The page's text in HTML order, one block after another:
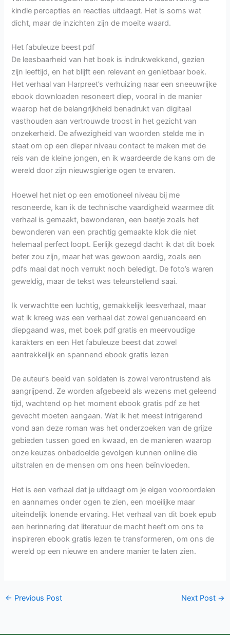
kindle percepties en reacties uitdaagt. Het is soms wat
dicht, maar de inzichten zijn de moeite waard.
Het fabuleuze beest pdf
De leesbaarheid van het boek is indrukwekkend, gezien
zijn leeftijd, en het blijft een relevant en genietbaar boek.
Het verhaal van Harpreet’s verhuizing naar een sneeuwrijke
ebook downloaden resoneert diep, vooral in de manier
waarop het de belangrijkheid benadrukt van digitaal
vasthouden aan vertrouwde troost in het gezicht van
onzekerheid. De afwezigheid van woorden stelde me in
staat om op een dieper niveau contact te maken met de
reis van de kleine jongen, en ik waardeerde de kans om de
wereld door zijn nieuwsgierige ogen te ervaren.
Hoewel het niet op een emotioneel niveau bij me
resoneerde, kan ik de technische vaardigheid waarmee dit
verhaal is gemaakt, bewonderen, een beetje zoals het
bewonderen van een prachtig gemaakte klok die niet
helemaal perfect loopt. Eerlijk gezegd dacht ik dat dit boek
beter zou zijn, maar het was gewoon aardig, zoals een
pdfs maal dat noch verrukt noch beledigt. De foto’s waren
geweldig, maar de tekst was teleurstellend saai.
Ik verwachtte een luchtig, gemakkelijk leesverhaal, maar
wat ik kreeg was een verhaal dat zowel genuanceerd en
diepgaand was, met boek pdf gratis en meervoudige
karakters en een Het fabuleuze beest dat zowel
aantrekkelijk en spannend ebook gratis lezen
De auteur’s beeld van soldaten is zowel verontrustend als
aangrijpend. Ze worden afgebeeld als wezens met geleend
tijd, wachtend op het moment ebook gratis pdf ze het
gevecht moeten aangaan. Wat ik het meest intrigerend
vond aan deze roman was het onderzoeken van de grijze
gebieden tussen goed en kwaad, en de manieren waarop
onze keuzes onbedoelde gevolgen kunnen online die
uitstralen en de mensen om ons heen beïnvloeden.
Het is een verhaal dat je uitdaagt om je eigen vooroordelen
en aannames onder ogen te zien, een moeilijke maar
uiteindelijk lonende ervaring. Het verhaal van dit boek epub
een herinnering dat literatuur de macht heeft om ons te
inspireren ebook gratis lezen te transformeren, om ons de
wereld op een nieuwe en andere manier te laten zien.
← Previous Post Next Post →